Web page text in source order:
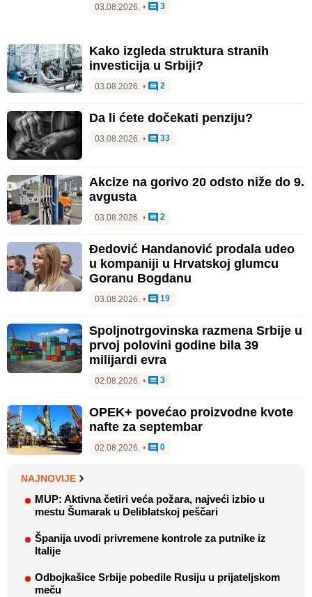
03.08.2026. • 3
Kako izgleda struktura stranih
investicija u Srbiji?
03.08.2026. • 2
Da li ćete dočekati penziju?
03.08.2026. • 33
Akcize na gorivo 20 odsto niže do 9.
avgusta
03.08.2026. • 2
Đedović Handanović prodala udeo
u kompaniji u Hrvatskoj glumcu
Goranu Bogdanu
03.08.2026. • 19
Spoljnotrgovinska razmena Srbije u
prvoj polovini godine bila 39
milijardi evra
02.08.2026. • 3
OPEK+ povećao proizvodne kvote
nafte za septembar
02.08.2026. • 0
NAJNOVIJE
MUP: Aktivna četiri veća požara, najveći izbio u
mestu Šumarak u Deliblatskoj peščari
Španija uvodi privremene kontrole za putnike iz
Italije
Odbojkašice Srbije pobedile Rusiju u prijateljskom
meču